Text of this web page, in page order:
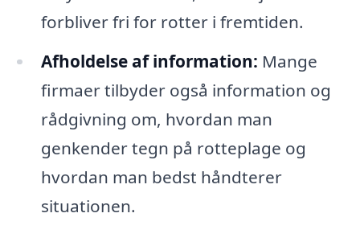
forbliver fri for rotter i fremtiden.
Afholdelse af information: Mange
firmaer tilbyder også information og
rådgivning om, hvordan man
genkender tegn på rotteplage og
hvordan man bedst håndterer
situationen.